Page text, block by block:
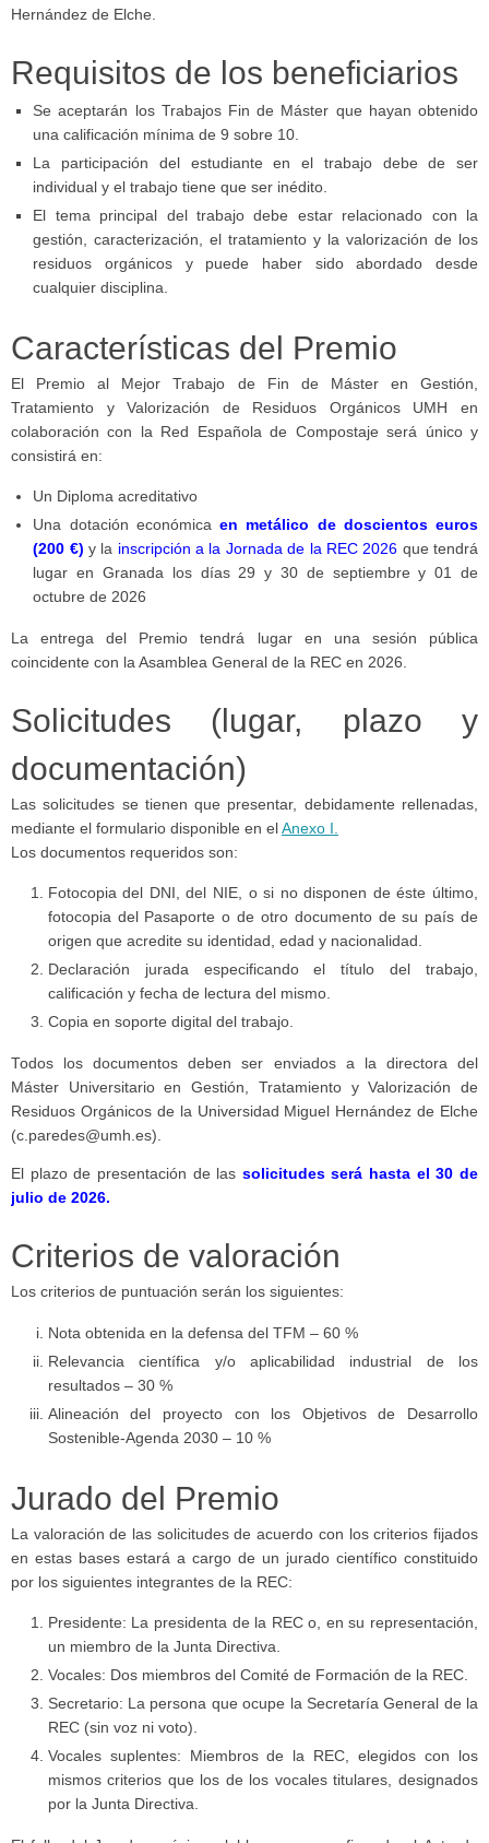
Hernández de Elche.
Requisitos de los beneficiarios
Se aceptarán los Trabajos Fin de Máster que hayan obtenido
una calificación mínima de 9 sobre 10.
La participación del estudiante en el trabajo debe de ser
individual y el trabajo tiene que ser inédito.
El tema principal del trabajo debe estar relacionado con la
gestión, caracterización, el tratamiento y la valorización de los
residuos orgánicos y puede haber sido abordado desde
cualquier disciplina.
Características del Premio
El Premio al Mejor Trabajo de Fin de Máster en Gestión,
Tratamiento y Valorización de Residuos Orgánicos UMH en
colaboración con la Red Española de Compostaje será único y
consistirá en:
Un Diploma acreditativo
Una dotación económica en metálico de doscientos euros
(200 €) y la inscripción a la Jornada de la REC 2026 que tendrá
lugar en Granada los días 29 y 30 de septiembre y 01 de
octubre de 2026
La entrega del Premio tendrá lugar en una sesión pública
coincidente con la Asamblea General de la REC en 2026.
Solicitudes (lugar, plazo y
documentación)
Las solicitudes se tienen que presentar, debidamente rellenadas,
mediante el formulario disponible en el Anexo I.
Los documentos requeridos son:
Fotocopia del DNI, del NIE, o si no disponen de éste último,
fotocopia del Pasaporte o de otro documento de su país de
origen que acredite su identidad, edad y nacionalidad.
Declaración jurada especificando el título del trabajo,
calificación y fecha de lectura del mismo.
Copia en soporte digital del trabajo.
Todos los documentos deben ser enviados a la directora del
Máster Universitario en Gestión, Tratamiento y Valorización de
Residuos Orgánicos de la Universidad Miguel Hernández de Elche
(c.paredes@umh.es).
El plazo de presentación de las solicitudes será hasta el 30 de
julio de 2026.
Criterios de valoración
Los criterios de puntuación serán los siguientes:
Nota obtenida en la defensa del TFM – 60 %
Relevancia científica y/o aplicabilidad industrial de los
resultados – 30 %
Alineación del proyecto con los Objetivos de Desarrollo
Sostenible-Agenda 2030 – 10 %
Jurado del Premio
La valoración de las solicitudes de acuerdo con los criterios fijados
en estas bases estará a cargo de un jurado científico constituido
por los siguientes integrantes de la REC:
Presidente: La presidenta de la REC o, en su representación,
un miembro de la Junta Directiva.
Vocales: Dos miembros del Comité de Formación de la REC.
Secretario: La persona que ocupe la Secretaría General de la
REC (sin voz ni voto).
Vocales suplentes: Miembros de la REC, elegidos con los
mismos criterios que los de los vocales titulares, designados
por la Junta Directiva.